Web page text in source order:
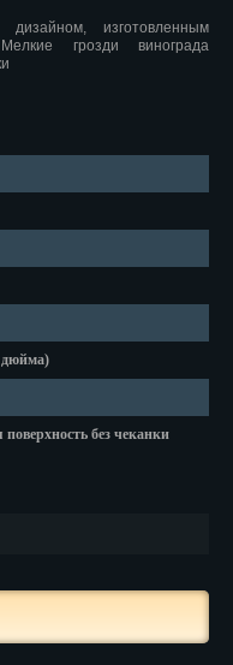
Майкоп
Назрань
Ниж. Новгород
Новокузнецк
изготовленным
грозди винограда
дюйма)
поверхность без чеканки